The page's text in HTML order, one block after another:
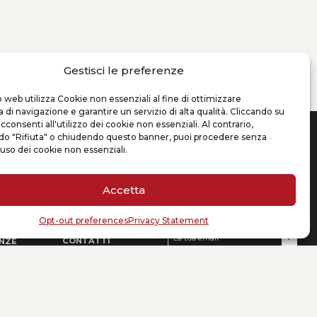
Gestisci le preferenze
web utilizza Cookie non essenziali al fine di ottimizzare
di navigazione e garantire un servizio di alta qualità. Cliccando su
all'utilizzo dei cookie non essenziali. Al contrario,
"Rifiuta" o chiudendo questo banner, puoi procedere senza
dei cookie non essenziali.
Accetta
Opt-out preferencesPrivacy Statement
NEWS & EVENTS
DP News
DP sui Media
CONTATTI
+86 021 62187350
info@dandreapartners.com
ISCRIVITI ALLA NEWSLETTER
La tua email(Obbligatorio)